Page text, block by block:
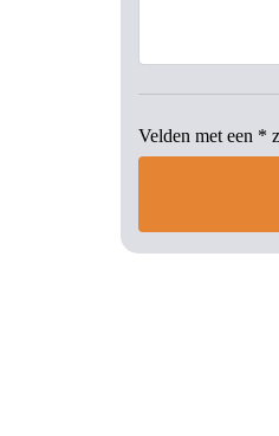
Velden met een *